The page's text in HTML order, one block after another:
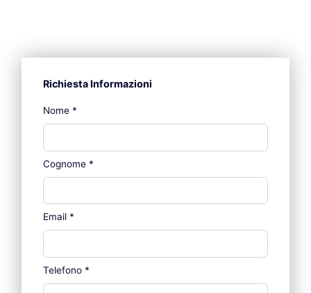
Richiesta Informazioni
Nome *
Cognome *
Email *
Telefono *